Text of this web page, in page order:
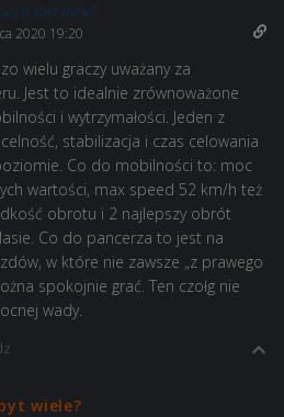
o zbyt wiele?
2020 19:20
wielu graczy uważany za
Jest to idealnie zrównoważone
i wytrzymałości. Jeden z
stabilizacja i czas celowania
Co do mobilności to: moc
wartości, max speed 52 km/h też
obrotu i 2 najlepszy obrót
Co do pancerza to jest na
w które nie zawsze „z prawego
spokojnie grać. Ten czołg nie
wady.
wiele?